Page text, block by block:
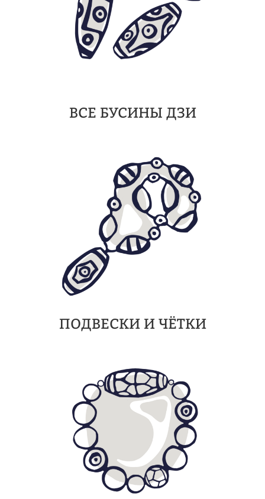
ВСЕ БУСИНЫ ДЗИ
ПОДВЕСКИ И ЧЁТКИ